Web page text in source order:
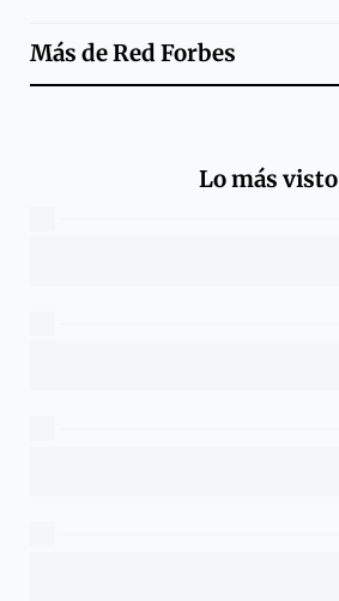
Más deRed Forbes
Lo más visto